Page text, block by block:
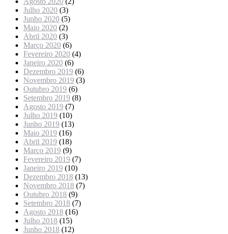
Julho 2020 (3)
Junho 2020 (5)
Maio 2020 (2)
Abril 2020 (3)
Março 2020 (6)
Fevereiro 2020 (4)
Janeiro 2020 (6)
Dezembro 2019 (6)
Novembro 2019 (3)
Outubro 2019 (6)
Setembro 2019 (8)
Agosto 2019 (7)
Julho 2019 (10)
Junho 2019 (13)
Maio 2019 (16)
Abril 2019 (18)
Março 2019 (9)
Fevereiro 2019 (7)
Janeiro 2019 (10)
Dezembro 2018 (13)
Novembro 2018 (7)
Outubro 2018 (9)
Setembro 2018 (7)
Agosto 2018 (16)
Julho 2018 (15)
Junho 2018 (12)